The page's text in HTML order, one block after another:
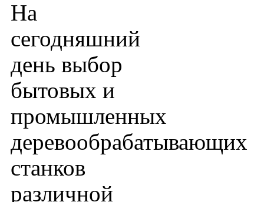
На
сегодняшний
день выбор
бытовых и
промышленных
деревообрабатывающих
станков
различной